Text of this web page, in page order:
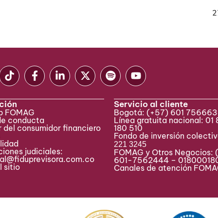
FOMAG
conducta
del consumidor financiero
judiciales:
sitio
Servicio al cliente
Bogotá: (+57) 601
Línea gratuita nacional: 01
180 510
Fondo de inversión
221 3245
FOMAG y Otros Negocios:
601-7562444 –
Canales de atención